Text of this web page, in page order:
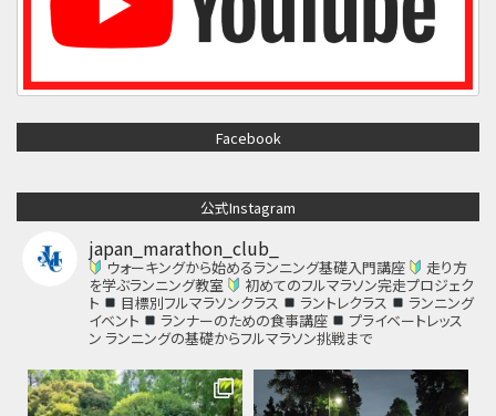
Facebook
公式Instagram
japan_marathon_club_
ウォーキングから始めるランニング基礎入門講座
走り方
を学ぶランニング教室
初めてのフルマラソン完走プロジェク
ト
目標別フルマラソンクラス ラントレクラス
ランニング
イベント
ランナーのための食事講座
プライベートレッス
ン ランニングの基礎からフルマラソン挑戦まで